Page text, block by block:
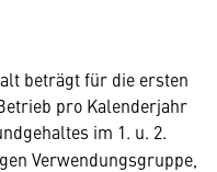
beträgt für die ersten
pro Kalenderjahr
im 1. u. 2.
Verwendungsgruppe,